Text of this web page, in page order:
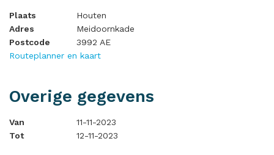
Plaats
Houten
Adres
Meidoornkade
Postcode
3992 AE
Routeplanner en kaart
Overige gegevens
Van
11-11-2023
Tot
12-11-2023